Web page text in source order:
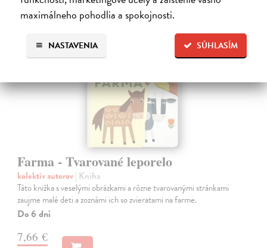
maximálneho pohodlia a spokojnosti.
SÚHLASÍM
NASTAVENIA
Farma - Tvarované leporelo
kolektív autorov| Kniha
Táto knižka s veselými obrázkami a rôzne tvarovanými stránkami
zaujme malé deti a zoznámi ich so zvieratami na farme.
Do 6 dní
7,66 €